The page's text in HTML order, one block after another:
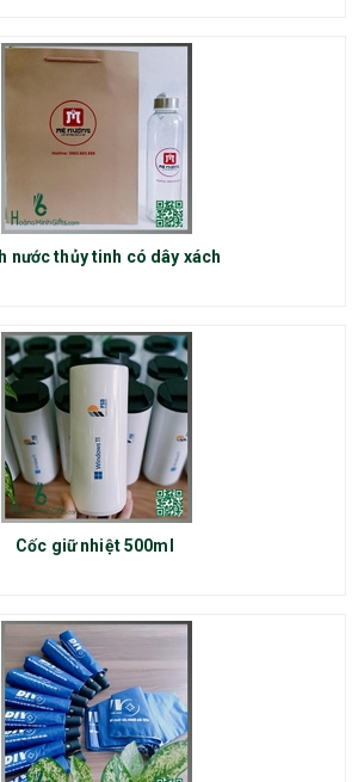
nước thủy tinh có dây xách
Cốc giữ nhiệt 500ml